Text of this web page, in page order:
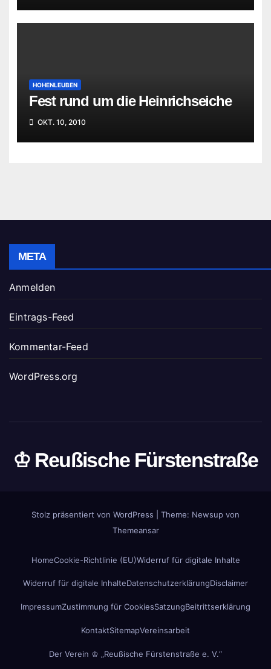
HOHENLEUBEN
Fest rund um die Heinrichseiche
OKT. 10, 2010
META
Anmelden
Eintrags-Feed
Kommentar-Feed
WordPress.org
♔ Reußische Fürstenstraße
Stolz präsentiert von WordPress
Theme: Newsup von
Themeansar
HomeCookie-Richtlinie (EU)Widerruf für digitale Inhalte
Widerruf für digitale InhalteDatenschutzerklärungDisclaimer
ImpressumZustimmung für CookiesSatzungBeitrittserklärung
KontaktSitemapVereinsarbeit
Der Verein ♔ „Reußische Fürstenstraße e. V.“